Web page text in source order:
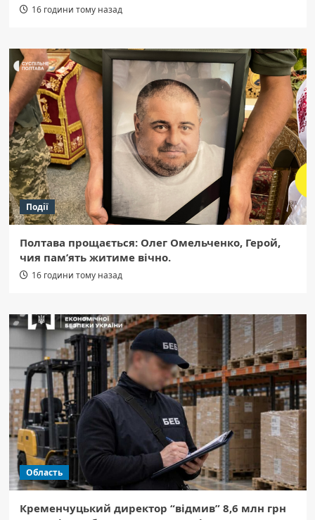
16 години тому назад
Події
Полтава прощається: Олег Омельченко, Герой,
чия пам’ять житиме вічно.
16 години тому назад
Область
Кременчуцький директор “відмив” 8,6 млн грн